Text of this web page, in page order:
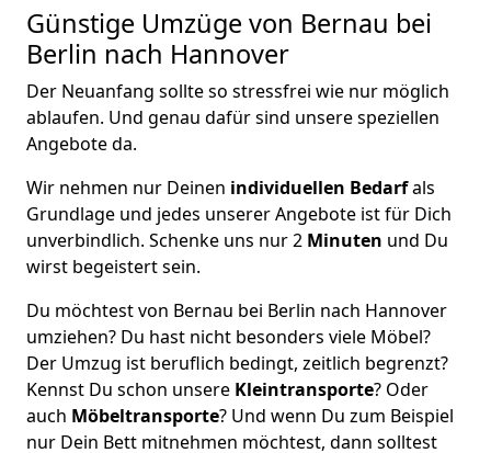
Günstige Umzüge von Bernau bei
Berlin nach Hannover
Der Neuanfang sollte so stressfrei wie nur möglich
ablaufen. Und genau dafür sind unsere speziellen
Angebote da.
Wir nehmen nur Deinen individuellen Bedarfals
Grundlage und jedes unserer Angebote ist für Dich
unverbindlich. Schenke uns nur 2 Minuten und Du
wirst begeistert sein.
Du möchtest von Bernau bei Berlin nach Hannover
umziehen? Du hast nicht besonders viele Möbel?
Der Umzug ist beruflich bedingt, zeitlich begrenzt?
Kennst Du schon unsere Kleintransporte? Oder
auch Möbeltransporte? Und wenn Du zum Beispiel
nur Dein Bett mitnehmen möchtest, dann solltest